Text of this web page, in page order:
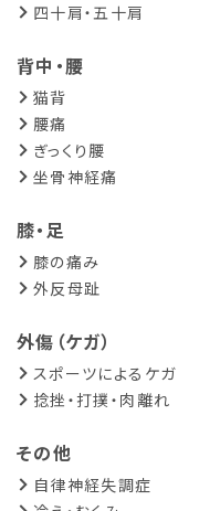
四十肩・五十肩
背中・腰
猫背
腰痛
ぎっくり腰
坐骨神経痛
膝・足
膝の痛み
外反母趾
外傷（ケガ）
スポーツによるケガ
捻挫・打撲・肉離れ
その他
自律神経失調症